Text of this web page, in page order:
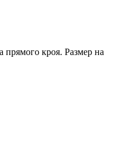
прямого кроя. Размер на